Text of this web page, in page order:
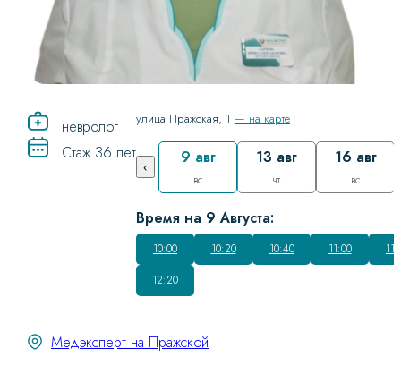
невролог
Стаж 36 лет
улица Пражская, 1 — на карте
‹ 9 авг
вс
13 авг
чт
16 авг
вс
Время на 9 Августа:
10:00 10:20 10:40 11:00
12:20
Медэксперт на Пражской